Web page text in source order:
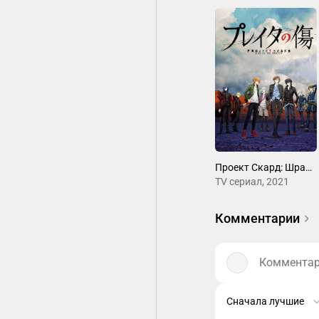
Проект Скард: Шрам Прэйтер
ТV сериал, 2021
Комментарии
Сначала лучшие